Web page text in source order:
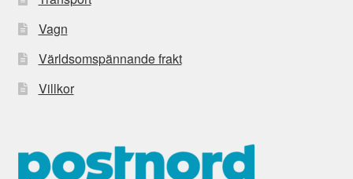
Vagn
Världsomspännande frakt
Villkor